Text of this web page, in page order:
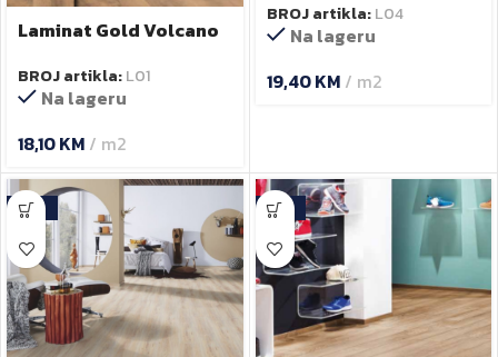
Laminat Gold Volcano
BROJ artikla:L01
Na lageru
18,10KM m2
BROJ artikla:L04
Na lageru
19,40KM m2
-17% -15%